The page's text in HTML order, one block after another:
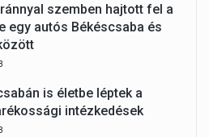
szemben hajtott fel a
egy autós Békéscsaba és
is életbe léptek a
intézkedések